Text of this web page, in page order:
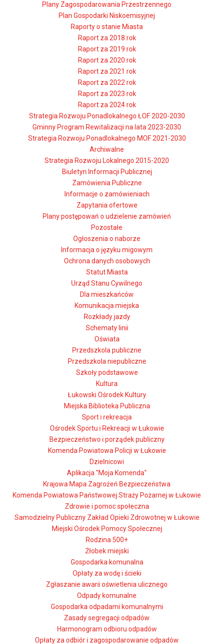
Plany Zagospodarowania Przestrzennego
Plan Gospodarki Niskoemisyjnej
Raporty o stanie Miasta
Raport za 2018 rok
Raport za 2019 rok
Raport za 2020 rok
Raport za 2021 rok
Raport za 2022 rok
Raport za 2023 rok
Raport za 2024 rok
Strategia Rozwoju Ponadlokalnego ŁOF 2020-2030
Gminny Program Rewitalizacji na lata 2023-2030
Strategia Rozwoju Ponadlokalnego MOF 2021-2030
Archiwalne
Strategia Rozwoju Lokalnego 2015-2020
Biuletyn Informacji Publicznej
Zamówienia Publiczne
Informacje o zamówieniach
Zapytania ofertowe
Plany postępowań o udzielenie zamówień
Pozostałe
Ogłoszenia o naborze
Informacja o języku migowym
Ochrona danych osobowych
Statut Miasta
Urząd Stanu Cywilnego
Dla mieszkańców
Komunikacja miejska
Rozkłady jazdy
Schematy linii
Oświata
Przedszkola publiczne
Przedszkola niepubliczne
Szkoły podstawowe
Kultura
Łukowski Ośrodek Kultury
Miejska Biblioteka Publiczna
Sport i rekreacja
Ośrodek Sportu i Rekreacji w Łukowie
Bezpieczeństwo i porządek publiczny
Komenda Powiatowa Policji w Łukowie
Dzielnicowi
Aplikacja "Moja Komenda"
Krajowa Mapa Zagrożeń Bezpieczeństwa
Komenda Powiatowa Państwowej Straży Pożarnej w Łukowie
Zdrowie i pomoc społeczna
Samodzielny Publiczny Zakład Opieki Zdrowotnej w Łukowie
Miejski Ośrodek Pomocy Społecznej
Rodzina 500+
Żłobek miejski
Gospodarka komunalna
Opłaty za wodę i ścieki
Zgłaszanie awarii oświetlenia ulicznego
Odpady komunalne
Gospodarka odpadami komunalnymi
Zasady segregacji odpadów
Harmonogram odbioru odpadów
Opłaty za odbiór i zagospodarowanie odpadów